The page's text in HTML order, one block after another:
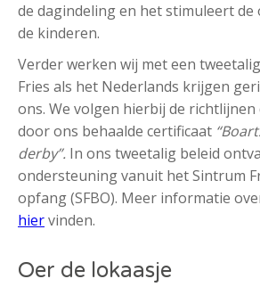
de dagindeling en het stimuleert
de kinderen.
Verder werken wij met een
Fries als het Nederlands krijgen
ons. We volgen hierbij de
door ons behaalde certificaat
derby”. In ons tweetalig beleid
ondersteuning vanuit het Sintrum
opfang (SFBO). Meer informatie
hiervinden.
Oer de lokaasje